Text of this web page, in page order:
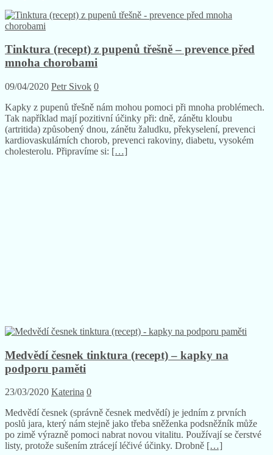
Tinktura (recept) z pupenů třešně – prevence před
mnoha chorobami
09/04/2020 Petr Sivok 0
Kapky z pupenů třešně nám mohou pomoci při mnoha problémech.
Tak například mají pozitivní účinky při: dně, zánětu kloubu
(artritida) způsobený dnou, zánětu žaludku, překyselení, prevenci
kardiovaskulárních chorob, prevenci rakoviny, diabetu, vysokém
cholesterolu. Připravíme si: […]
Medvědí česnek tinktura (recept) – kapky na
podporu paměti
23/03/2020 Katerina 0
Medvědí česnek (správně česnek medvědí) je jedním z prvních
poslů jara, který nám stejně jako třeba sněženka podsněžník může
po zimě výrazně pomoci nabrat novou vitalitu. Používají se čerstvé
listy, protože sušením ztrácejí léčivé účinky. Drobně […]